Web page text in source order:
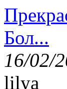
Бол...
16/02/
lilya